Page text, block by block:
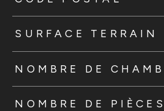
SURFACE TERRAIN
NOMBRE DE
NOMBRE DE PIÈCES